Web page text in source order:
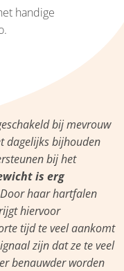
handige
bij mevrouw
dagelijks bijhouden
bij het
is erg
haar hartfalen
hiervoor
tijd te veel aankomt
zijn dat ze te veel
benauwder worden